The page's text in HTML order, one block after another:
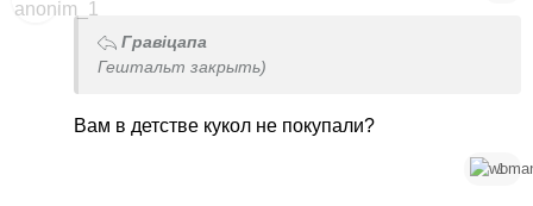
Гравіцапа
Гештальт закрыть)
Вам в детстве кукол не покупали?
1